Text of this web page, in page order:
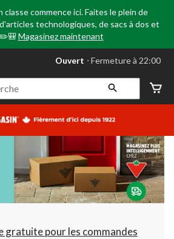
commence ici. Faites le plein de
technologiques, de sacs à dos et
Magasinez maintenant
votre
préféré
Leduc,
AB,
courament
Fermeture
à
22:00
cliquer
pour
changer
Ouvert ⋅ Fermeture à 22:00
gratuite pour les commandes